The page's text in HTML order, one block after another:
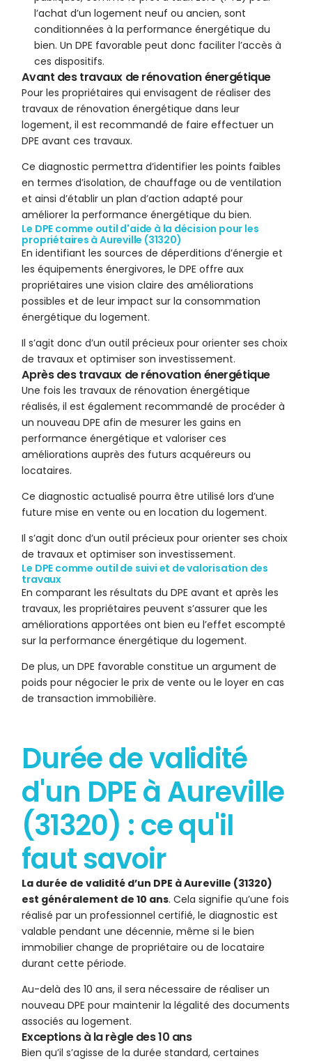
l’achat d’un logement neuf ou ancien, sont
conditionnées à la performance énergétique du
bien. Un DPE favorable peut donc faciliter l’accès à
ces dispositifs.
Avant des travaux de rénovation énergétique
Pour les propriétaires qui envisagent de réaliser des
travaux de rénovation énergétique dans leur
logement, il est recommandé de faire effectuer un
DPE avant ces travaux.
Ce diagnostic permettra d’identifier les points faibles
en termes d’isolation, de chauffage ou de ventilation
et ainsi d’établir un plan d’action adapté pour
améliorer la performance énergétique du bien.
Le DPE comme outil d'aide à la décision pour les
propriétaires à Aureville (31320)
En identifiant les sources de déperditions d’énergie et
les équipements énergivores, le DPE offre aux
propriétaires une vision claire des améliorations
possibles et de leur impact sur la consommation
énergétique du logement.
Il s’agit donc d’un outil précieux pour orienter ses choix
de travaux et optimiser son investissement.
Après des travaux de rénovation énergétique
Une fois les travaux de rénovation énergétique
réalisés, il est également recommandé de procéder à
un nouveau DPE afin de mesurer les gains en
performance énergétique et valoriser ces
améliorations auprès des futurs acquéreurs ou
locataires.
Ce diagnostic actualisé pourra être utilisé lors d’une
future mise en vente ou en location du logement.
Il s’agit donc d’un outil précieux pour orienter ses choix
de travaux et optimiser son investissement.
Le DPE comme outil de suivi et de valorisation des
travaux
En comparant les résultats du DPE avant et après les
travaux, les propriétaires peuvent s’assurer que les
améliorations apportées ont bien eu l’effet escompté
sur la performance énergétique du logement.
De plus, un DPE favorable constitue un argument de
poids pour négocier le prix de vente ou le loyer en cas
de transaction immobilière.
Durée de validité
d'un DPE à Aureville
(31320) : ce qu'il
faut savoir
La durée de validité d’un DPE à Aureville (31320)
est généralement de 10 ans. Cela signifie qu’une fois
réalisé par un professionnel certifié, le diagnostic est
valable pendant une décennie, même si le bien
immobilier change de propriétaire ou de locataire
durant cette période.
Au-delà des 10 ans, il sera nécessaire de réaliser un
nouveau DPE pour maintenir la légalité des documents
associés au logement.
Exceptions à la règle des 10 ans
Bien qu’il s’agisse de la durée standard, certaines